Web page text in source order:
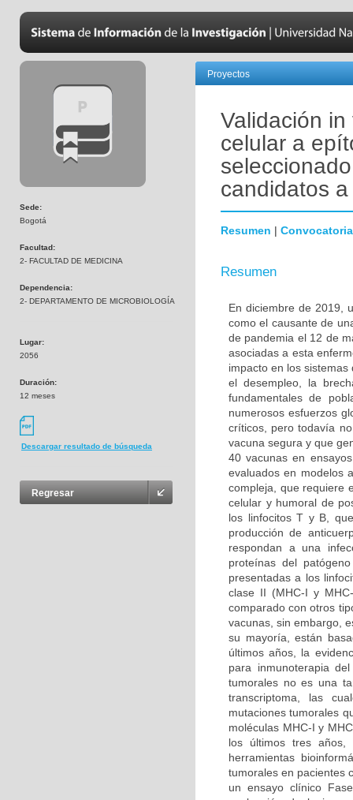
Sede:
Bogotá
Facultad:
2- FACULTAD DE MEDICINA
Dependencia:
2- DEPARTAMENTO DE MICROBIOLOGÍA
Lugar:
2056
Duración:
12 meses
Descargar resultado de búsqueda
Regresar
Proyectos
Validación
celular a
candidatos
Resumen | Convocatoria
Resumen
En diciembre de 2019,
como el causante de
de pandemia el 12 de
asociadas a esta
impacto en los
el desempleo, la
fundamentales de
numerosos esfuerzos
críticos, pero todavía
vacuna segura y que
40 vacunas en
evaluados en modelos
compleja, que requiere
celular y humoral de
los linfocitos T y B,
producción de
respondan a una
proteínas del
presentadas a los
clase II (MHC-I y
comparado con otros
vacunas, sin embargo,
su mayoría, están
últimos años, la
para inmunoterapia
tumorales no es una
transcriptoma, las
mutaciones tumorales
moléculas MHC-I y
los últimos tres años,
herramientas
tumorales en pacientes
un ensayo clínico